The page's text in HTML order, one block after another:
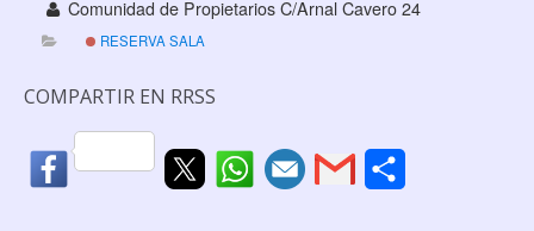
Comunidad de Propietarios C/Arnal Cavero 24
RESERVA SALA
COMPARTIR EN RRSS